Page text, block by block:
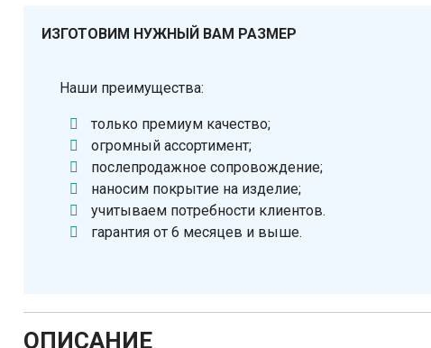
ИЗГОТОВИМ НУЖНЫЙ ВАМ РАЗМЕР
Наши преимущества:
только премиум качество;
огромный ассортимент;
послепродажное сопровождение;
наносим покрытие на изделие;
учитываем потребности клиентов.
гарантия от 6 месяцев и выше.
ОПИСАНИЕ